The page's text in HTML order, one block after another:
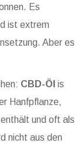
Es
ist extrem
Aber es
CBD-Öl is
Hanfpflanze,
und oft als
nicht aus den